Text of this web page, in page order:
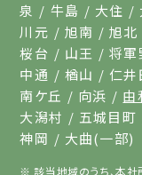
泉
牛島 大住
川元
旭南 旭北
桜台
山王 将軍
中通
楢山 仁井
南ケ丘
向浜 由
大潟村
五城目町
神岡
大曲(一部)
該当地域のうち、本